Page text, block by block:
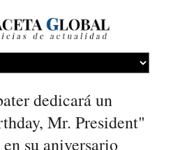
dedicará un
Mr. President"
su aniversario